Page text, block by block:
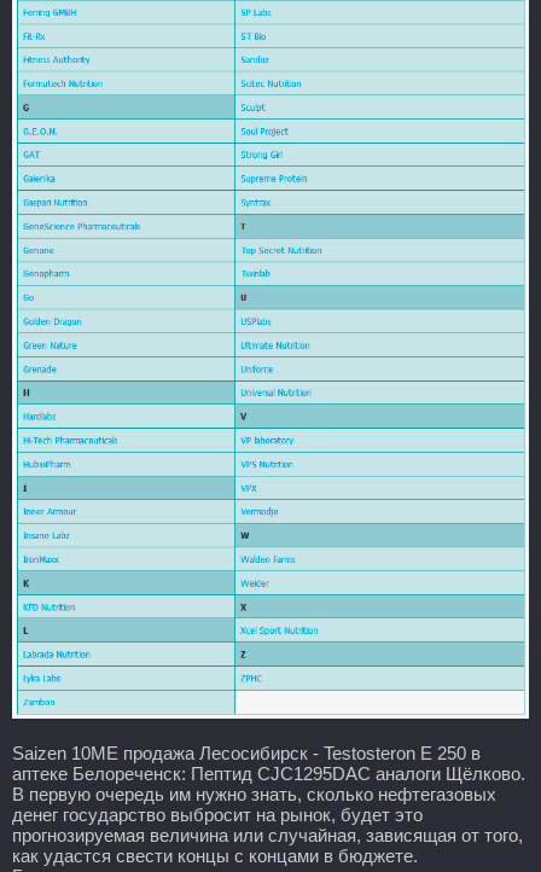
Saizen 10ME продажа Лесосибирск - Testosteron E 250 в
аптеке Белореченск: Пептид CJC1295DAC аналоги Щёлково.
В первую очередь им нужно знать, сколько нефтегазовых
денег государство выбросит на рынок, будет это
прогнозируемая величина или случайная, зависящая от того,
как удастся свести концы с концами в бюджете.